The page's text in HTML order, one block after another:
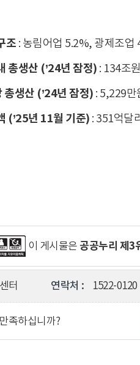
조 : 농림어업 5.2%, 광제조업
총생산 (’24년 잠정) : 134조
총생산 (’24년 잠정) : 5,229만
(’25년 11월 기준) : 351억달
이 게시물은 공공누리 제3
터 연락처 : 1522-0120
족하십니까?